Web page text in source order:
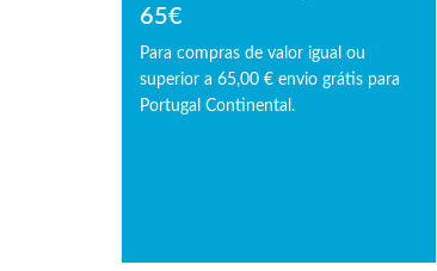
65€
Para compras de valor igual ou
superior a 65,00 € envio grátis para
Portugal Continental.